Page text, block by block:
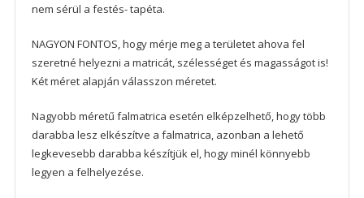
nem sérül a festés- tapéta.
NAGYON FONTOS, hogy mérje meg a területet ahova fel
szeretné helyezni a matricát, szélességet és magasságot is!
Két méret alapján válasszon méretet.
Nagyobb méretű falmatrica esetén elképzelhető, hogy több
darabba lesz elkészítve a falmatrica, azonban a lehető
legkevesebb darabba készítjük el, hogy minél könnyebb
legyen a felhelyezése.